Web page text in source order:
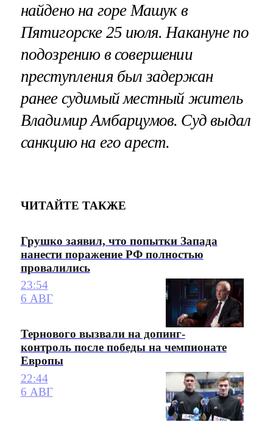
найдено на горе Машук в
Пятигорске 25 июля. Накануне по
подозрению в совершении
преступления был задержан
ранее судимый местный житель
Владимир Амбарцумов. Суд выдал
санкцию на его арест.
ЧИТАЙТЕ ТАКЖЕ
Грушко заявил, что попытки Запада
нанести поражение РФ полностью
провалились
23:54
6 АВГ
Тернового вызвали на допинг-
контроль после победы на чемпионате
Европы
22:44
6 АВГ